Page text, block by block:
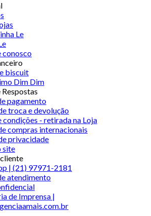
Le
conosco
biscuit
Dim Dim
pagamento
troca e devolução
condições - retirada na Loja
compras internacionais
privacidade
site
| (21) 97971-2181
atendimento
de Imprensa |